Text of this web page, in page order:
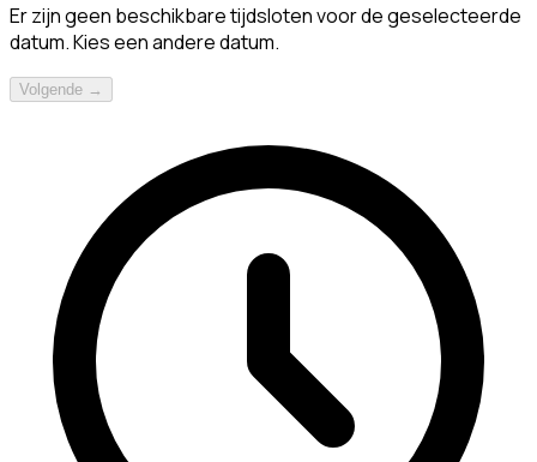
Er zijn geen beschikbare tijdsloten voor de geselecteerde
datum. Kies een andere datum.
Volgende →